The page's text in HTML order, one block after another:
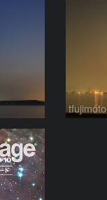
tfujimoto